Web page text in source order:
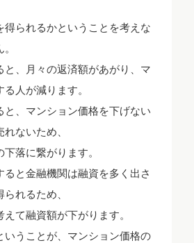
得られるかということを考えな
と、月々の返済額があがり、マ
人が減ります。
と、マンション価格を下げない
ないため、
落に繋がります。
ると金融機関は融資を多く出さ
れるため、
て融資額が下がります。
いうことが、マンション価格の